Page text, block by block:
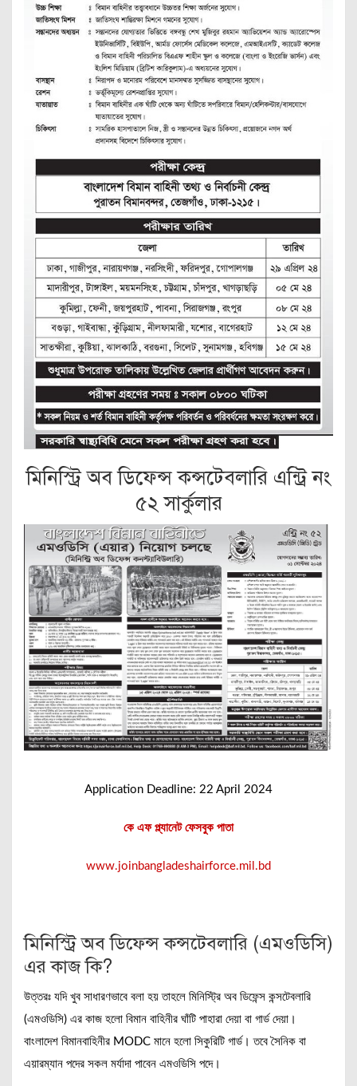
মিনিস্ট্রি অব ডিফেন্স কন্সটেবলারি এন্ট্রি নং
৫২ সার্কুলার
Application Deadline: 22 April 2024
কে এফ প্ল্যানেট ফেসবুক পাতা
www.joinbangladeshairforce.mil.bd
মিনিস্ট্রি অব ডিফেন্স কন্সটেবলারি (এমওডিসি)
এর কাজ কি?
উত্তরঃ যদি খুব সাধারণভাবে বলা হয় তাহলে মিনিস্ট্রি অব ডিফেন্স কন্সটেবলারি
(এমওডিসি) এর কাজ হলো বিমান বাহিনীর ঘাঁটি পাহারা দেয়া বা গার্ড দেয়া।
বাংলাদেশ বিমানবাহিনীর MODC মানে হলো সিকুরিটি গার্ড। তবে সৈনিক বা
এয়ারম্যান পদের সকল মর্যাদা পাবেন এমওডিসি পদে।